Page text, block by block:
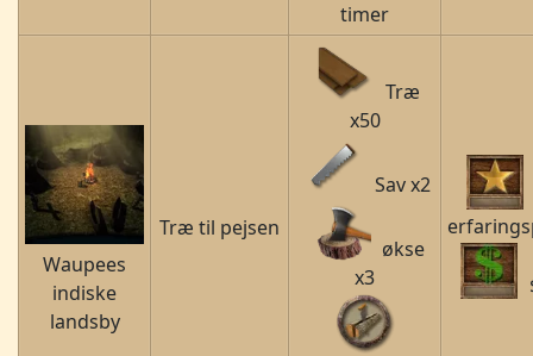
timer
Waupees
indiske
landsby
Træ til pejsen
Træ
x50
Sav x2
økse
x3